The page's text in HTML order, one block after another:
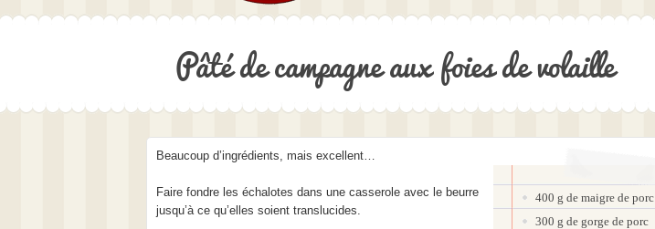
Pâté de campagne aux foies de volaille
400 g de maigre de porc
300 g de gorge de porc
Beaucoup d’ingrédients, mais excellent…
Faire fondre les échalotes dans une casserole avec le beurre
jusqu’à ce qu’elles soient translucides.